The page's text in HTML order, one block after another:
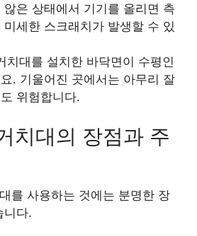
않은 상태에서 기기를 올리면 측
미세한 스크래치가 발생할 수 있
치대를 설치한 바닥면이 수평인
. 기울어진 곳에서는 아무리 잘
위험합니다.
치대의 장점과 주
를 사용하는 것에는 분명한 장
니다.